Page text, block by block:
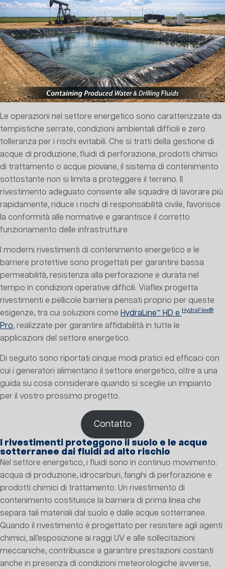
Le operazioni nel settore energetico sono caratterizzate da
tempistiche serrate, condizioni ambientali difficili e zero
tolleranza per i rischi evitabili. Che si tratti della gestione di
acque di produzione, fluidi di perforazione, prodotti chimici
di trattamento o acque piovane, il sistema di contenimento
sottostante non si limita a proteggere il terreno. Il
rivestimento adeguato consente alle squadre di lavorare più
rapidamente, riduce i rischi di responsabilità civile, favorisce
la conformità alle normative e garantisce il corretto
funzionamento delle infrastrutture.
I moderni rivestimenti di contenimento energetico e le
barriere protettive sono progettati per garantire bassa
permeabilità, resistenza alla perforazione e durata nel
tempo in condizioni operative difficili. Viaflex progetta
rivestimenti e pellicole barriera pensati proprio per queste
esigenze, tra cui soluzioni come HydraLine™ HD e HydraFlex®
Pro, realizzate per garantire affidabilità in tutte le
applicazioni del settore energetico.
Di seguito sono riportati cinque modi pratici ed efficaci con
cui i generatori alimentano il settore energetico, oltre a una
guida su cosa considerare quando si sceglie un impianto
per il vostro prossimo progetto.
Contatto
I rivestimenti proteggono il suolo e le acque
sotterranee dai fluidi ad alto rischio
Nel settore energetico, i fluidi sono in continuo movimento:
acqua di produzione, idrocarburi, fanghi di perforazione e
prodotti chimici di trattamento. Un rivestimento di
contenimento costituisce la barriera di prima linea che
separa tali materiali dal suolo e dalle acque sotterranee.
Quando il rivestimento è progettato per resistere agli agenti
chimici, all’esposizione ai raggi UV e alle sollecitazioni
meccaniche, contribuisce a garantire prestazioni costanti
anche in presenza di condizioni meteorologiche avverse,